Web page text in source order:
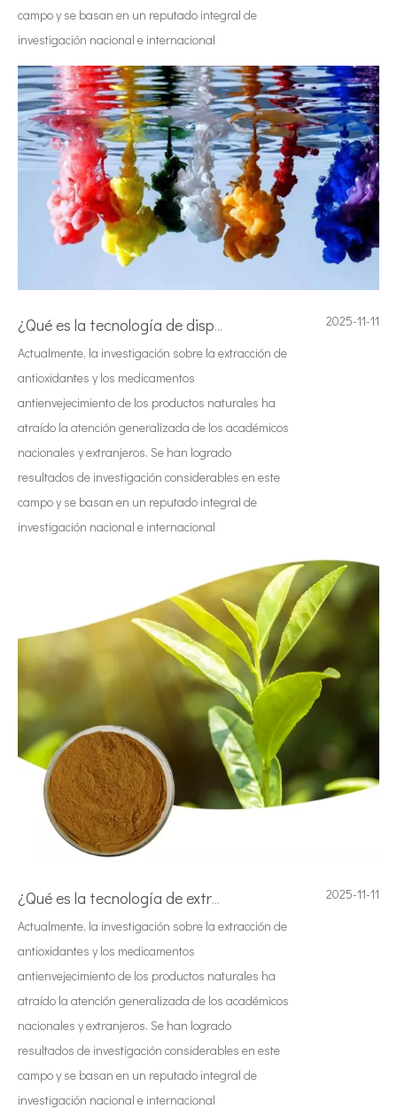
campo y se basan en un reputado integral de
investigación nacional e internacional
¿Qué es la tecnología de dispersión de pigmentos ultrasónica?
Actualmente, la investigación sobre la extracción de
antioxidantes y los medicamentos
antienvejecimiento de los productos naturales ha
atraído la atención generalizada de los académicos
nacionales y extranjeros. Se han logrado
resultados de investigación considerables en este
campo y se basan en un reputado integral de
investigación nacional e internacional
2025-11-11
¿Qué es la tecnología de extracción de té ultrasónica?
Actualmente, la investigación sobre la extracción de
antioxidantes y los medicamentos
antienvejecimiento de los productos naturales ha
atraído la atención generalizada de los académicos
nacionales y extranjeros. Se han logrado
resultados de investigación considerables en este
campo y se basan en un reputado integral de
investigación nacional e internacional
2025-11-11